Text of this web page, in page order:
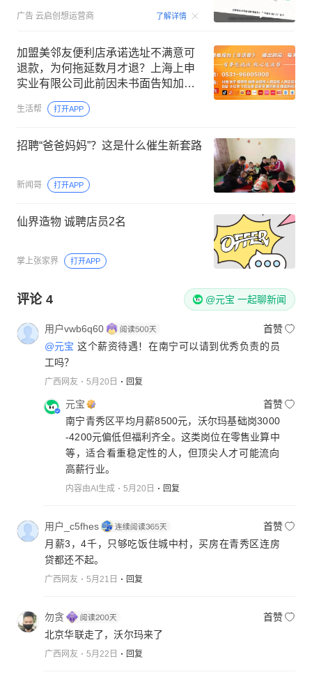
广告 云启创想运营商 了解详情 00:15
加盟美邻友便利店承诺选址不满意可
退款，为何拖延数月才退？上海上申
实业有限公司此前因未书面告知加盟
商费用用途及退费相关规则等受处罚
生活帮 打开APP
招聘“爸爸妈妈”？这是什么催生新套路
新闻哥 打开APP
仙界造物 诚聘店员2名
掌上张家界 打开APP
评论 4 @元宝 一起聊新闻
用户vwb6q60
首赞
@元宝 这个薪资待遇！在南宁可以请到优秀负责的员
工吗？
广西网友 5月20日 回复
元宝
首赞
南宁青秀区平均月薪8500元，沃尔玛基础岗3000
-4200元偏低但福利齐全。这类岗位在零售业算中
等，适合看重稳定性的人，但顶尖人才可能流向
高薪行业。
内容由AI生成 5月20日 回复
用户_c5fhes
首赞
月薪3，4千，只够吃饭住城中村，买房在青秀区连房
贷都还不起。
广西网友 5月21日 回复
勿贪
首赞
北京华联走了，沃尔玛来了
广西网友 5月22日 回复